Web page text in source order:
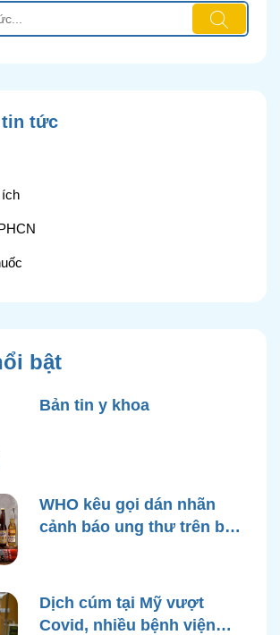
tin tức
bật
Bản tin y khoa
WHO kêu gọi dán nhãn
cảnh báo ung thư trên bao
Dịch cúm tại Mỹ vượt
Covid, nhiều bệnh viện